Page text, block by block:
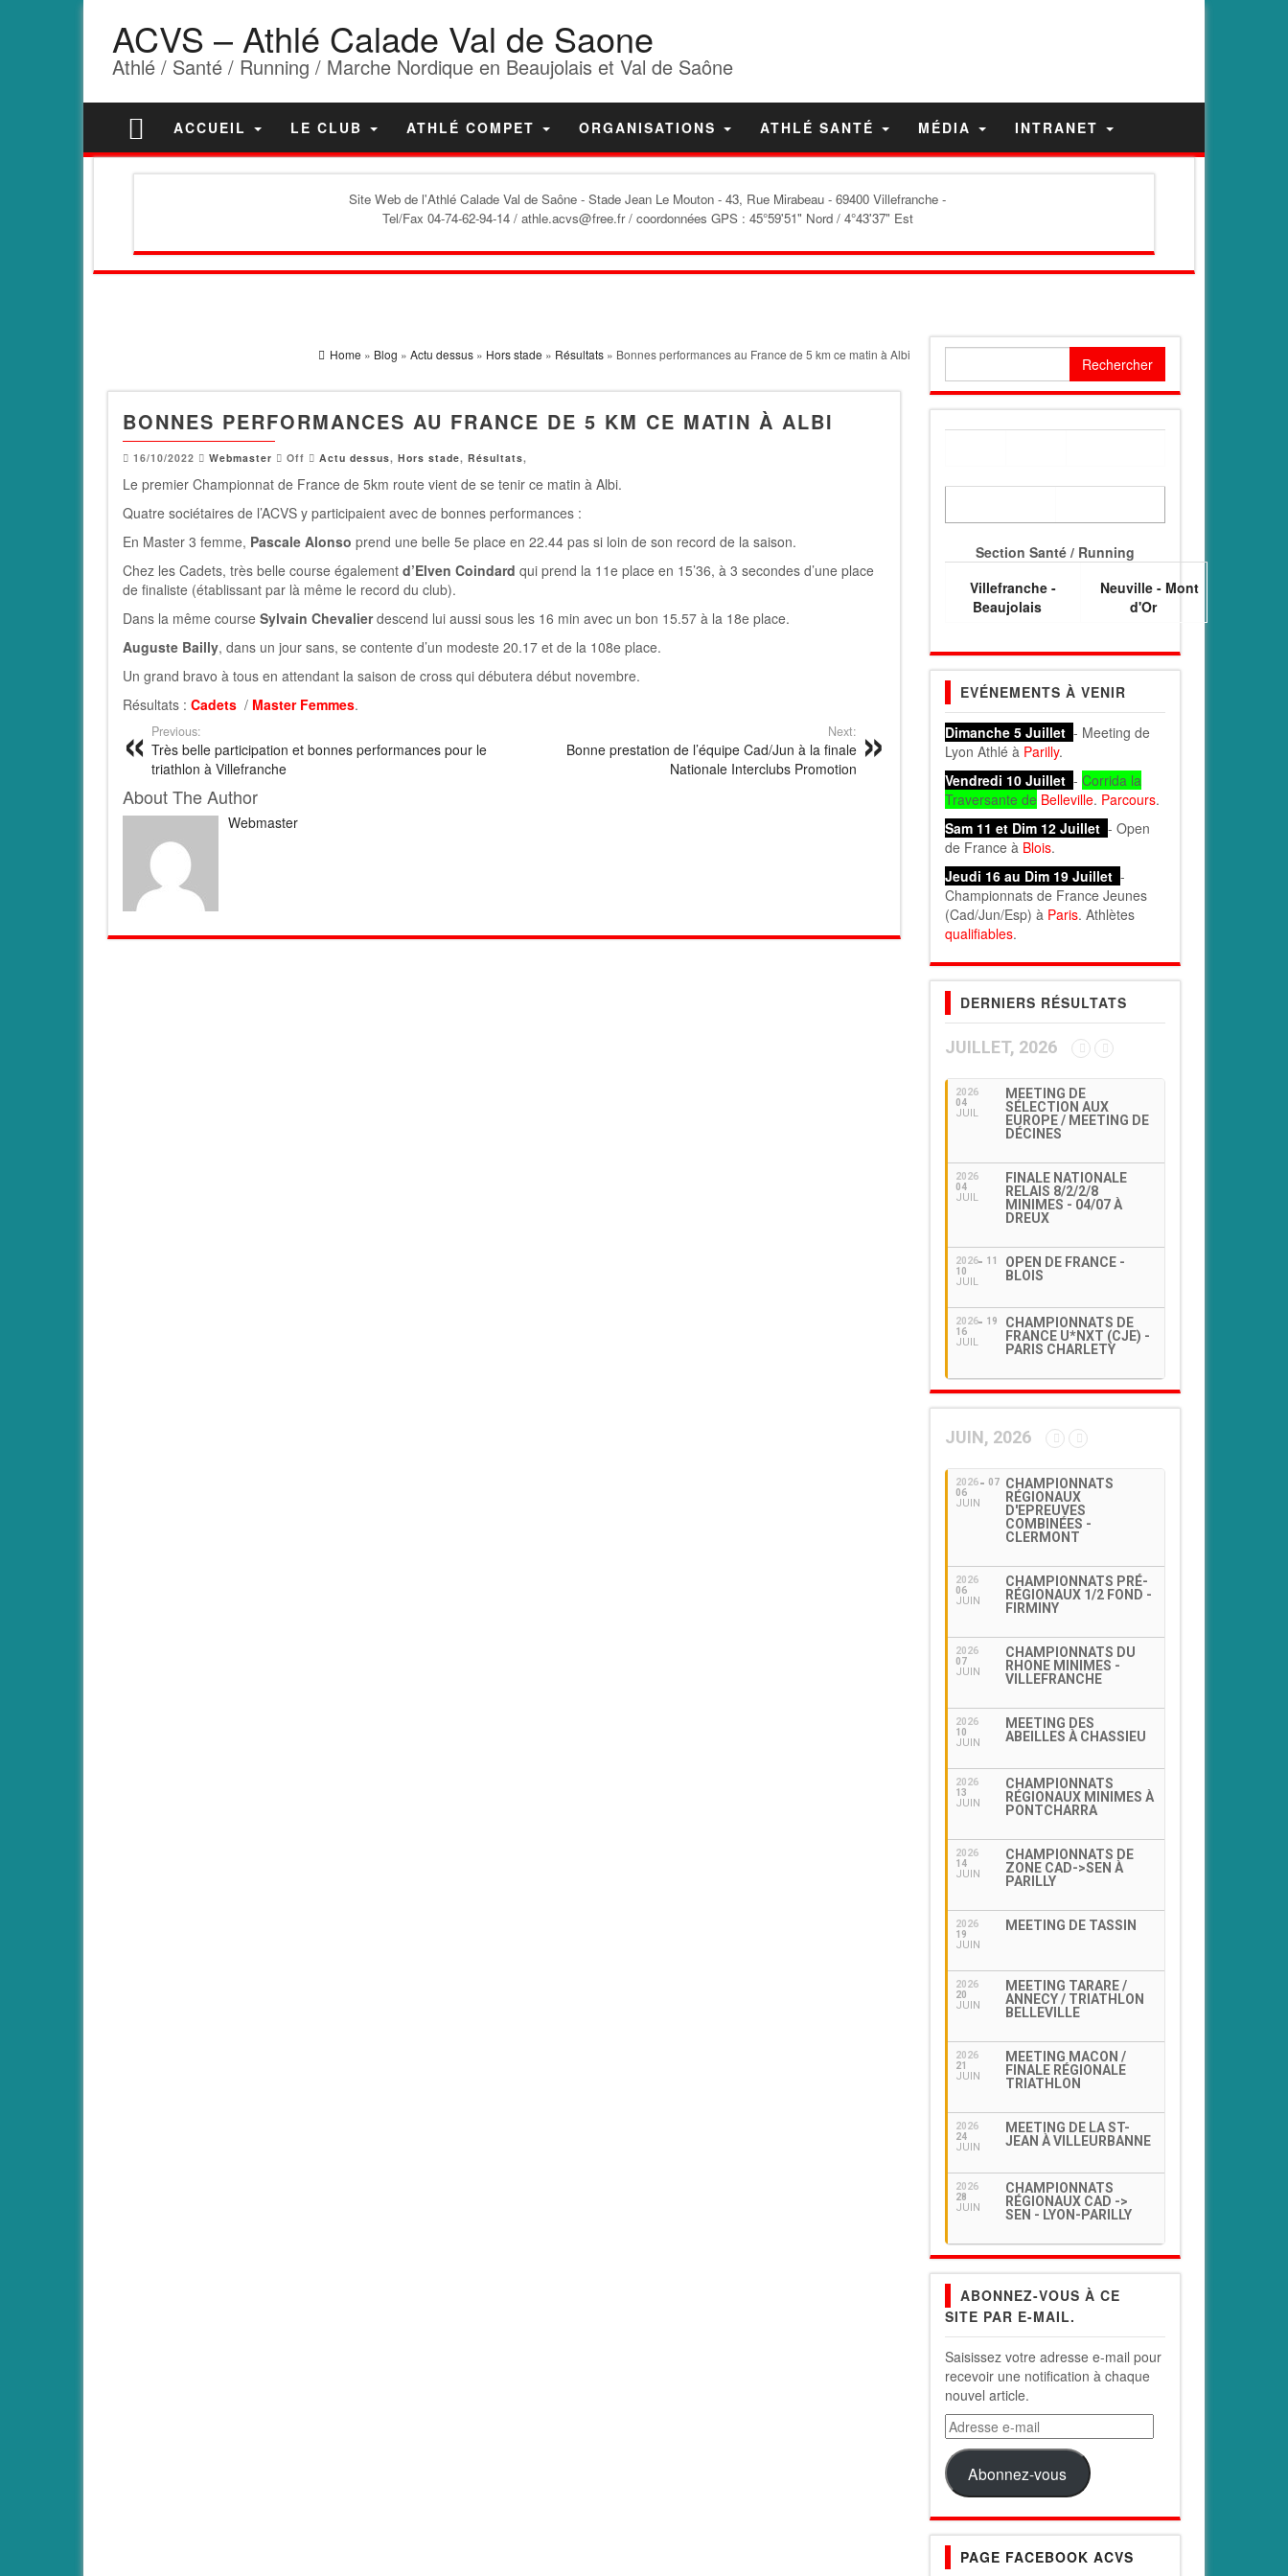
ACVS – Athlé Calade Val de Saone
Athlé / Santé / Running / Marche Nordique en Beaujolais et Val de Saône
ACCUEIL LE CLUB ATHLÉ COMPET ORGANISATIONS ATHLÉ SANTÉ MÉDIA INTRANET
Site Web de l'Athlé Calade Val de Saône - Stade Jean Le Mouton - 43, Rue Mirabeau - 69400 Villefranche -
Tel/Fax 04-74-62-94-14 / athle.acvs@free.fr / coordonnées GPS : 45°59'51" Nord / 4°43'37" Est
Home » Blog » Actu dessus» Hors stade » Résultats» Bonnes performances au France de 5 km ce matin à Albi
BONNES PERFORMANCES AU FRANCE DE 5 KM CE MATIN À ALBI
16/10/2022 Webmaster Off Actu dessus, Hors stade, Résultats,
Le premier Championnat de France de 5km route vient de se tenir ce matin à Albi.
Quatre sociétaires de l’ACVS y participaient avec de bonnes performances :
En Master 3 femme, Pascale Alonso prend une belle 5e place en 22.44 pas si loin de son record de la saison.
Chez les Cadets, très belle course également d’Elven Coindard qui prend la 11e place en 15’36, à 3 secondes d’une place
de finaliste (établissant par là même le record du club).
Dans la même course Sylvain Chevalierdescend lui aussi sous les 16 min avec un bon 15.57 à la 18e place.
Auguste Bailly, dans un jour sans, se contente d’un modeste 20.17 et de la 108e place.
Un grand bravo à tous en attendant la saison de cross qui débutera début novembre.
Résultats : Cadets / Master Femmes.
Previous:
Très belle participation et bonnes performances pour le
triathlon à Villefranche
Next:
Bonne prestation de l’équipe Cad/Jun à la finale
Nationale Interclubs Promotion
About The Author
Webmaster
Section Santé / Running
Villefranche -
Beaujolais
Neuville - Mont
d'Or
EVÉNEMENTS À VENIR
Dimanche 5 Juillet - Meeting de
Lyon Athlé à Parilly.
Vendredi 10 Juillet - Corrida la
Traversante de Belleville. Parcours.
Sam 11 et Dim 12 Juillet - Open
de France à Blois.
Jeudi 16 au Dim 19 Juillet -
Championnats de France Jeunes
(Cad/Jun/Esp) à Paris. Athlètes
qualifiables.
DERNIERS RÉSULTATS
JUILLET, 2026
2026
04
JUIL
MEETING DE
SÉLECTION AUX
EUROPE / MEETING DE
DÉCINES
2026
04
JUIL
FINALE NATIONALE
RELAIS 8/2/2/8
MINIMES - 04/07 À
DREUX
2026
10
JUIL
11
OPEN DE FRANCE -
BLOIS
2026
16
JUIL
19
CHAMPIONNATS DE
FRANCE U*NXT (CJE) -
PARIS CHARLETY
JUIN, 2026
2026
06
JUIN
07
CHAMPIONNATS
RÉGIONAUX
D'EPREUVES
COMBINÉES -
CLERMONT
2026
06
JUIN
CHAMPIONNATS PRÉ-
RÉGIONAUX 1/2 FOND -
FIRMINY
2026
07
JUIN
CHAMPIONNATS DU
RHONE MINIMES -
VILLEFRANCHE
2026
10
JUIN
MEETING DES
ABEILLES À CHASSIEU
2026
13
JUIN
CHAMPIONNATS
RÉGIONAUX MINIMES À
PONTCHARRA
2026
14
JUIN
CHAMPIONNATS DE
ZONE CAD->SEN À
PARILLY
2026
19
JUIN
MEETING DE TASSIN
2026
20
JUIN
MEETING TARARE /
ANNECY / TRIATHLON
BELLEVILLE
2026
21
JUIN
MEETING MACON /
FINALE RÉGIONALE
TRIATHLON
2026
24
JUIN
MEETING DE LA ST-
JEAN À VILLEURBANNE
2026
28
JUIN
CHAMPIONNATS
RÉGIONAUX CAD ->
SEN - LYON-PARILLY
ABONNEZ-VOUS À CE
SITE PAR E-MAIL.
Saisissez votre adresse e-mail pour
recevoir une notification à chaque
nouvel article.
Adresse
e-
mail
Abonnez-vous
PAGE FACEBOOK ACVS